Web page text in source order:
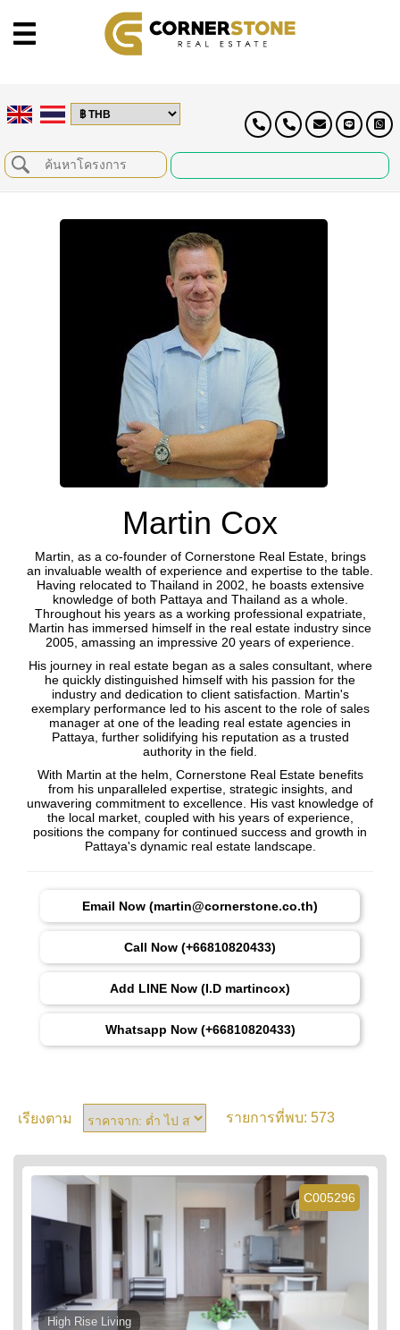
Martin Cox
Martin, as a co-founder of Cornerstone Real Estate, brings
an invaluable wealth of experience and expertise to the table.
Having relocated to Thailand in 2002, he boasts extensive
knowledge of both Pattaya and Thailand as a whole.
Throughout his years as a working professional expatriate,
Martin has immersed himself in the real estate industry since
2005, amassing an impressive 20 years of experience.
His journey in real estate began as a sales consultant, where
he quickly distinguished himself with his passion for the
industry and dedication to client satisfaction. Martin's
exemplary performance led to his ascent to the role of sales
manager at one of the leading real estate agencies in
Pattaya, further solidifying his reputation as a trusted
authority in the field.
With Martin at the helm, Cornerstone Real Estate benefits
from his unparalleled expertise, strategic insights, and
unwavering commitment to excellence. His vast knowledge of
the local market, coupled with his years of experience,
positions the company for continued success and growth in
Pattaya's dynamic real estate landscape.
Email Now (martin@cornerstone.co.th)
Call Now (+66810820433)
Add LINE Now (I.D martincox)
Whatsapp Now (+66810820433)
เรียงตาม รายการที่พบ: 573
C005296
High Rise Living